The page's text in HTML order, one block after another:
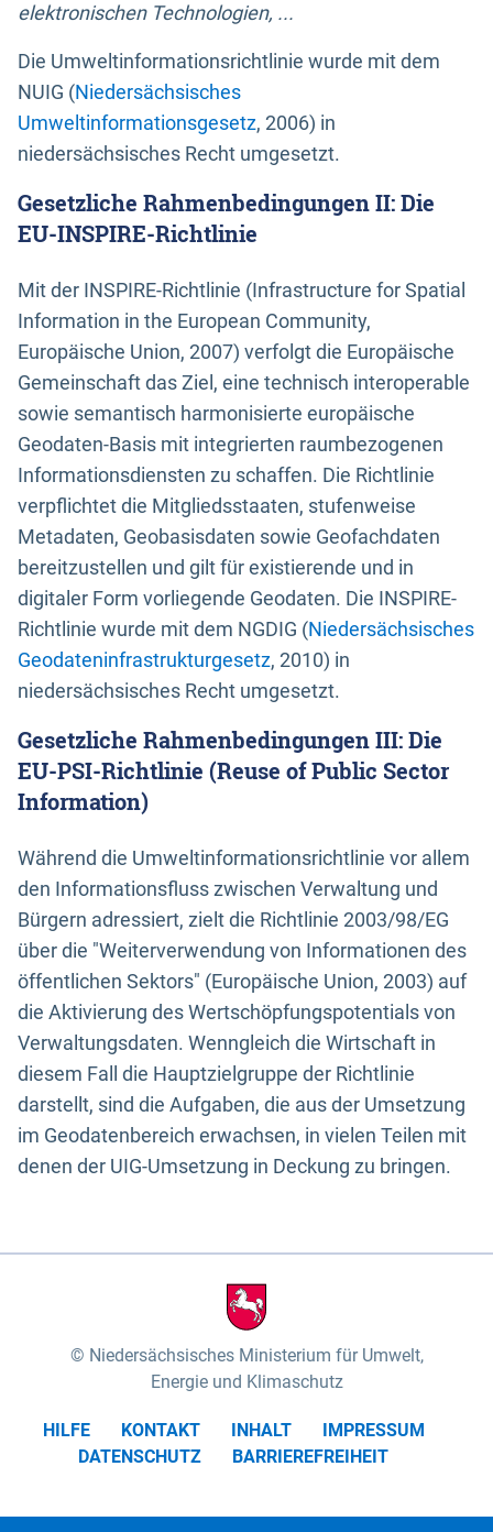
elektronischen Technologien, ...
Die Umweltinformationsrichtlinie wurde mit dem
NUIG (Niedersächsisches
Umweltinformationsgesetz, 2006) in
niedersächsisches Recht umgesetzt.
Gesetzliche Rahmenbedingungen II: Die
EU-INSPIRE-Richtlinie
Mit der INSPIRE-Richtlinie (Infrastructure for Spatial
Information in the European Community,
Europäische Union, 2007) verfolgt die Europäische
Gemeinschaft das Ziel, eine technisch interoperable
sowie semantisch harmonisierte europäische
Geodaten-Basis mit integrierten raumbezogenen
Informationsdiensten zu schaffen. Die Richtlinie
verpflichtet die Mitgliedsstaaten, stufenweise
Metadaten, Geobasisdaten sowie Geofachdaten
bereitzustellen und gilt für existierende und in
digitaler Form vorliegende Geodaten. Die INSPIRE-
Richtlinie wurde mit dem NGDIG (Niedersächsisches
Geodateninfrastrukturgesetz, 2010) in
niedersächsisches Recht umgesetzt.
Gesetzliche Rahmenbedingungen III: Die
EU-PSI-Richtlinie (Reuse of Public Sector
Information)
Während die Umweltinformationsrichtlinie vor allem
den Informationsfluss zwischen Verwaltung und
Bürgern adressiert, zielt die Richtlinie 2003/98/EG
über die "Weiterverwendung von Informationen des
öffentlichen Sektors" (Europäische Union, 2003) auf
die Aktivierung des Wertschöpfungspotentials von
Verwaltungsdaten. Wenngleich die Wirtschaft in
diesem Fall die Hauptzielgruppe der Richtlinie
darstellt, sind die Aufgaben, die aus der Umsetzung
im Geodatenbereich erwachsen, in vielen Teilen mit
denen der UIG-Umsetzung in Deckung zu bringen.
Niedersächsisches Ministerium für Umwelt,
Energie und Klimaschutz
HILFE KONTAKT INHALT
IMPRESSUM
DATENSCHUTZ
BARRIEREFREIHEIT